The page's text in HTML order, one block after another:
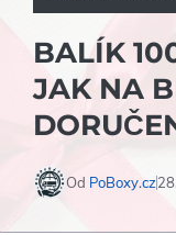
BALÍK
JAK NA
Od PoBoxy.cz